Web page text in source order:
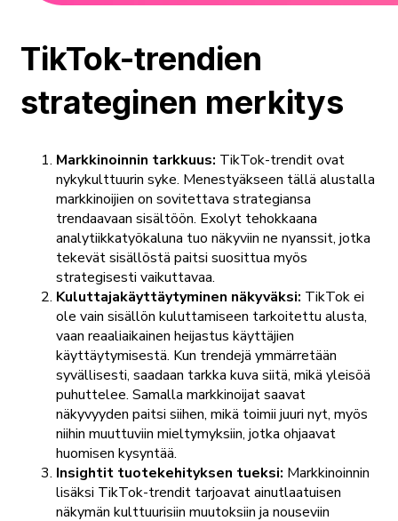
TikTok-trendien
strateginen merkitys
Markkinoinnin tarkkuus: TikTok-trendit ovat
nykykulttuurin syke. Menestyäkseen tällä alustalla
markkinoijien on sovitettava strategiansa
trendaavaan sisältöön. Exolyt tehokkaana
analytiikkatyökaluna tuo näkyviin ne nyanssit, jotka
tekevät sisällöstä paitsi suosittua myös
strategisesti vaikuttavaa.
Kuluttajakäyttäytyminen näkyväksi: TikTok ei
ole vain sisällön kuluttamiseen tarkoitettu alusta,
vaan reaaliaikainen heijastus käyttäjien
käyttäytymisestä. Kun trendejä ymmärretään
syvällisesti, saadaan tarkka kuva siitä, mikä yleisöä
puhuttelee. Samalla markkinoijat saavat
näkyvyyden paitsi siihen, mikä toimii juuri nyt, myös
niihin muuttuviin mieltymyksiin, jotka ohjaavat
huomisen kysyntää.
Insightit tuotekehityksen tueksi: Markkinoinnin
lisäksi TikTok-trendit tarjoavat ainutlaatuisen
näkymän kulttuurisiin muutoksiin ja nouseviin